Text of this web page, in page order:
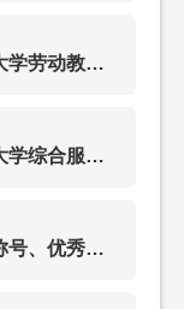
关于组织评选2024年度中国人民大学劳动教育工作优秀集体、优秀个人的通知
关于组织评选2024年度中国人民大学综合服务保障优秀团队、优秀个人的通知
综合保障部2024年三好学生荣誉称号、优秀学生干部荣誉称号及相关奖学金评审结果公示